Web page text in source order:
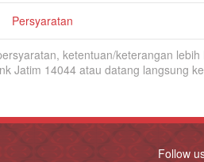
Persyaratan
ketentuan/keterangan
Jatim 14044 atau datang langsung
Follow